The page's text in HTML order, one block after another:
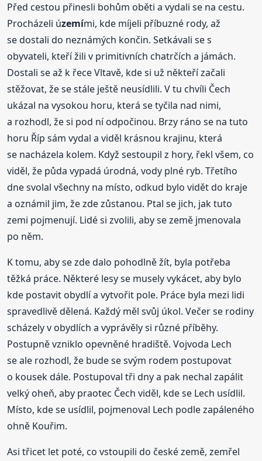
Před cestou přinesli bohům oběti a vydali se na cestu.
Procházeli územími, kde míjeli příbuzné rody, až
se dostali do neznámých končin. Setkávali se s
obyvateli, kteří žili v primitivních chatrčích a jámách.
Dostali se až k řece Vltavě, kde si už někteří začali
stěžovat, že se stále ještě neusídlili. V tu chvíli Čech
ukázal na vysokou horu, která se tyčila nad nimi,
a rozhodl, že si pod ní odpočinou. Brzy ráno se na tuto
horu Říp sám vydal a viděl krásnou krajinu, která
se nacházela kolem. Když sestoupil z hory, řekl všem, co
viděl, že půda vypadá úrodná, vody plné ryb. Třetího
dne svolal všechny na místo, odkud bylo vidět do kraje
a oznámil jim, že zde zůstanou. Ptal se jich, jak tuto
zemi pojmenují. Lidé si zvolili, aby se země jmenovala
po něm.
K tomu, aby se zde dalo pohodlně žít, byla potřeba
těžká práce. Některé lesy se musely vykácet, aby bylo
kde postavit obydlí a vytvořit pole. Práce byla mezi lidi
spravedlivě dělená. Každý měl svůj úkol. Večer se rodiny
scházely v obydlích a vyprávěly si různé příběhy.
Postupně vzniklo opevněné hradiště. Vojvoda Lech
se ale rozhodl, že bude se svým rodem postupovat
o kousek dále. Postupoval tři dny a pak nechal zapálit
velký oheň, aby praotec Čech viděl, kde se Lech usídlil.
Místo, kde se usídlil, pojmenoval Lech podle zapáleného
ohně Kouřim.
Asi třicet let poté, co vstoupili do české země, zemřel